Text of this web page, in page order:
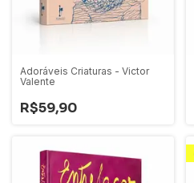
Adoráveis Criaturas - Victor
Valente
R$59,90